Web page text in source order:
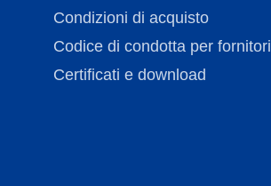
Condizioni di acquisto
Codice di condotta per fornitori
Certificati e download